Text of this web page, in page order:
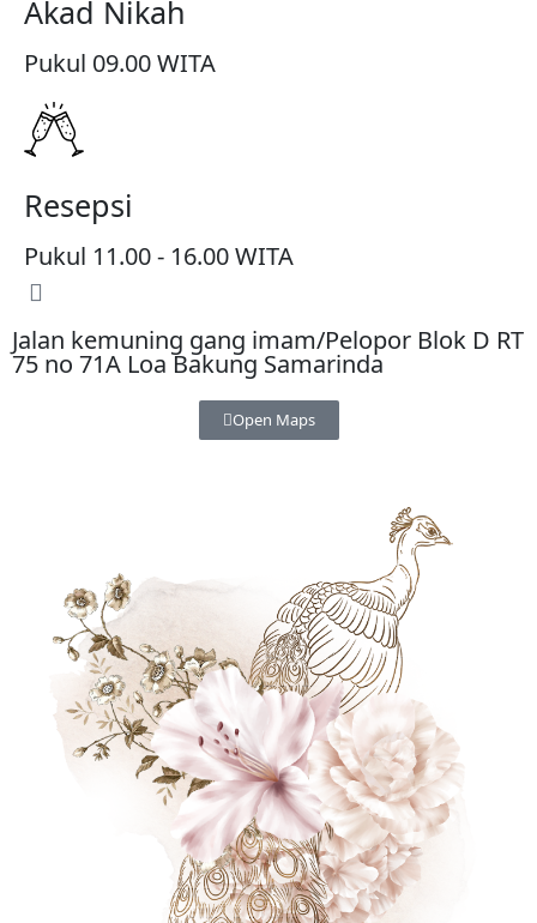
Akad Nikah
Pukul 09.00 WITA
Resepsi
Pukul 11.00 - 16.00 WITA
Jalan kemuning gang imam/Pelopor Blok D RT
75 no 71A Loa Bakung Samarinda
Open Maps